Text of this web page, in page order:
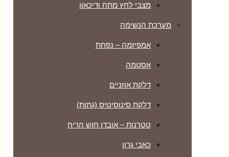
מצבי לחץ מתח ודיכאון
מערכת הנשימה
אמפיזמה – נפחת
אסטמה
דלקת אוזניים
דלקת סינוסיטיס (גתות)
טטרנות – אובדן חוש הריח
כאבי גרון